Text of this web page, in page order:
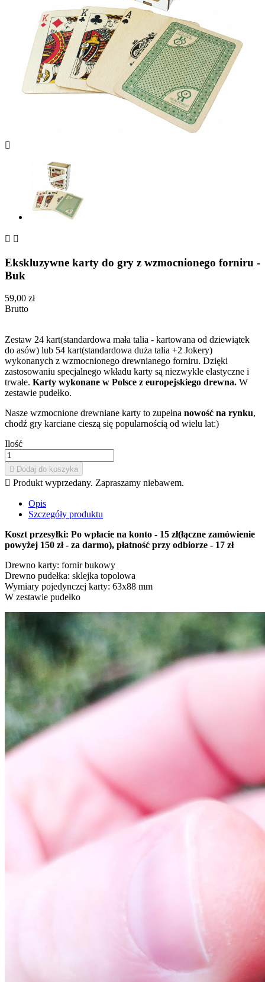

 
Ekskluzywne karty do gry z wzmocnionego forniru -
Buk
59,00 zł
Brutto
Zestaw 24 kart(standardowa mała talia - kartowana od dziewiątek
do asów) lub 54 kart(standardowa duża talia +2 Jokery)
wykonanych z wzmocnionego drewnianego forniru. Dzięki
zastosowaniu specjalnego wkładu karty są niezwykle elastyczne i
trwałe. Karty wykonane w Polsce z europejskiego drewna. W
zestawie pudełko.
Nasze wzmocnione drewniane karty to zupełna nowość na rynku,
chodź gry karciane cieszą się popularnością od wielu lat:)
Ilość
 Dodaj do koszyka
 Produkt wyprzedany. Zapraszamy niebawem.
Opis
Szczegóły produktu
Koszt przesyłki: Po wpłacie na konto - 15 zł(łączne zamówienie
powyżej 150 zł - za darmo), płatność przy odbiorze - 17 zł
Drewno karty: fornir bukowy
Drewno pudełka: sklejka topolowa
Wymiary pojedynczej karty: 63x88 mm
W zestawie pudełko